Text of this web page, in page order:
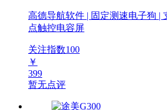
高德导航软件 | 固定测速电子狗 |
点触控电容屏
关注指数100
￥
399
暂无点评